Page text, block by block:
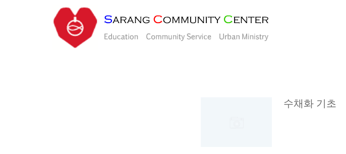
수채화 기초